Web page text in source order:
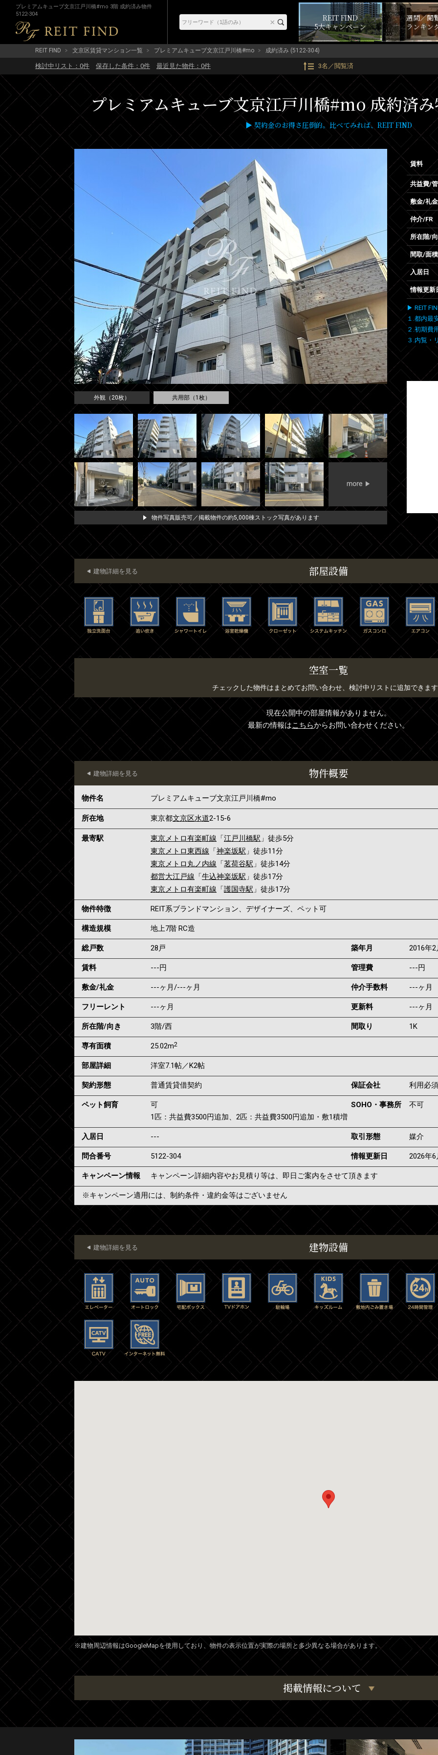
プレミアムキューブ文京江戸川橋#mo 3階 成約済み物件
5122-304
REIT FIND
5大キャンペーン
週間／閲
ランキン
REIT FIND 文京区賃貸マンション一覧 プレミアムキューブ文京江戸川橋#mo 成約済み (5122-304)
検討中リスト： 0件 保存した条件： 0件 最近見た物件： 0件 3名／閲覧済
プレミアムキューブ文京江戸川橋#mo 成約済
▶ 契約金のお得さ圧倒的。比べてみれば、REIT FIND
外観（20枚） 共用部（1枚）
物件写真販売可／掲載物件の約5,000棟ストック写真があります
賃料
共益費/
敷金/礼金
仲介/FR
所在階/
間取/面積
入居日
情報更新
▶ REIT
１.都内最
２.初期費
３.内覧・
部屋設備
建物詳細を見る
空室一覧
チェックした物件はまとめてお問い合わせ、検討中リストに追加できま
現在公開中の部屋情報がありません。
最新の情報はこちらからお問い合わせください。
物件概要
建物詳細を見る
物件名 プレミアムキューブ文京江戸川橋#mo
所在地 東京都文京区水道2-15-6
最寄駅 東京メトロ有楽町線 「江戸川橋駅 」徒歩5分
東京メトロ東西線 「神楽坂駅 」徒歩11分
東京メトロ丸ノ内線 「茗荷谷駅 」徒歩14分
都営大江戸線 「牛込神楽坂駅 」徒歩17分
東京メトロ有楽町線 「護国寺駅 」徒歩17分
物件特徴 REIT系ブランドマンション、デザイナーズ、ペット可
構造規模 地上7階 RC造
総戸数 28戸 築年月 2016年2
賃料 ---円 管理費 ---円
敷金/礼金 ---ヶ月/---ヶ月 仲介手数料 ---ヶ月
フリーレント ---ヶ月 更新料 ---ヶ月
所在階/向き 3階/西 間取り 1K
専有面積 25.02m2
部屋詳細 洋室7.1帖／K2帖
契約形態 普通賃貸借契約 保証会社 利用必須
ペット飼育
可
1匹：共益費3500円追加、2匹：共益費3500円追加・敷1積増
SOHO・事務所 不可
入居日 --- 取引形態 媒介
問合番号 5122-304 情報更新日 2026年
キャンペーン情報 キャンペーン詳細内容やお見積り等は、即日ご案内をさせて頂きます
※キャンペーン適用には、制約条件・違約金等はございません
建物設備
建物詳細を見る
※建物周辺情報はGoogleMapを使用しており、物件の表示位置が実際の場所と多少異なる場合があります。
掲載情報について